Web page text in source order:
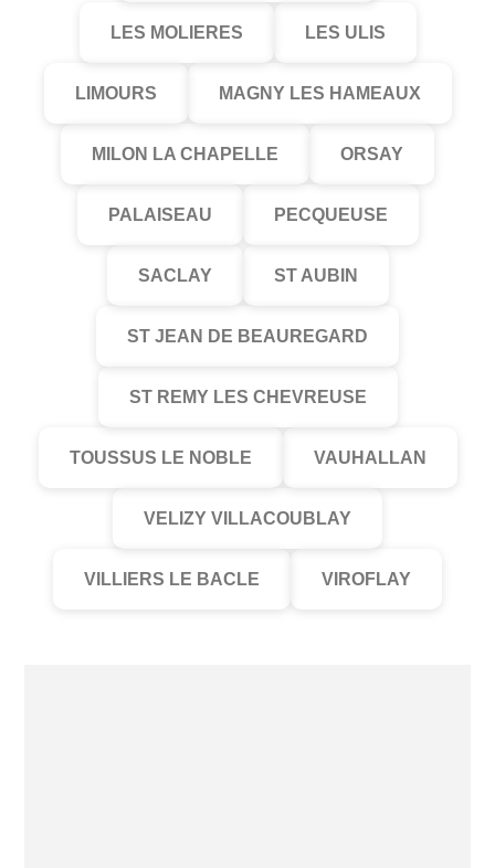
LES MOLIERES LES ULIS
LIMOURS MAGNY LES HAMEAUX
MILON LA CHAPELLE ORSAY
PALAISEAU PECQUEUSE
SACLAY ST AUBIN
ST JEAN DE BEAUREGARD
ST REMY LES CHEVREUSE
TOUSSUS LE NOBLE VAUHALLAN
VELIZY VILLACOUBLAY
VILLIERS LE BACLE VIROFLAY